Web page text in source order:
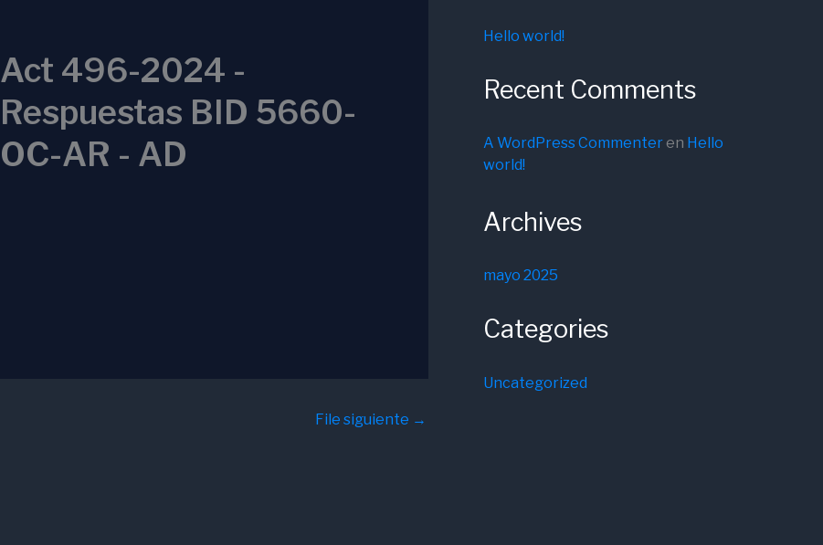
Act 496-2024 -
Respuestas BID 5660-
OC-AR - AD
File siguiente →
Hello world!
Recent Comments
A WordPress Commenteren Hello
world!
Archives
mayo 2025
Categories
Uncategorized